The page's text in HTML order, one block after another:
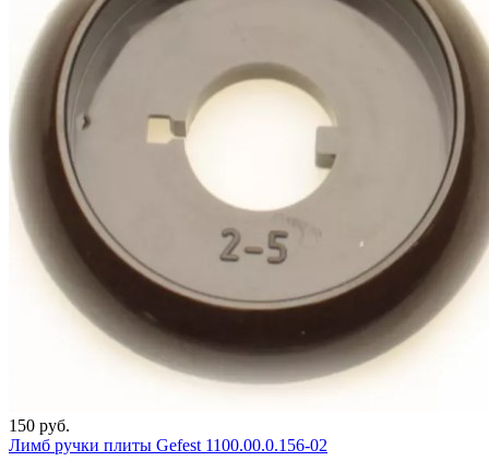
150 руб.
Лимб ручки плиты Gefest 1100.00.0.156-02